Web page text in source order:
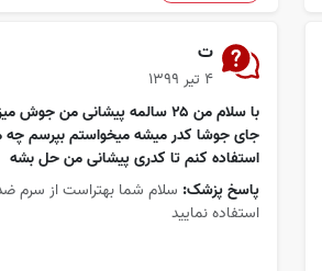
ت
۴ تیر ۱۳۹۹
با سلام من ۲۵ سالمه پیشانی من
جای جوشا کدر میشه میخواستم بپرسم
استفاده کنم تا کدری پیشانی من حل بشه
پاسخ پزشک: سلام شما بهتراست از سرم
استفاده نمایید